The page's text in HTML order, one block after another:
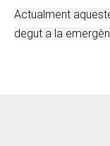
Actualment
degut a la